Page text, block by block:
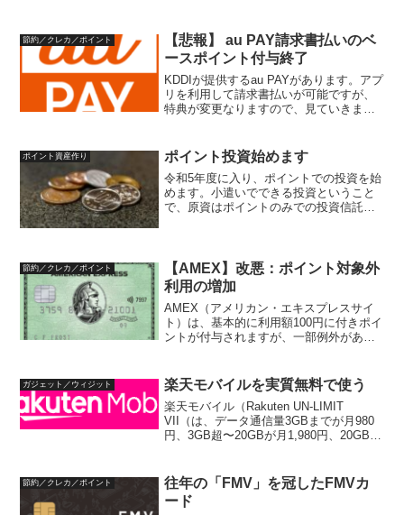
Account...
節約／クレカ／ポイント
【悲報】 au PAY請求書払いのベ
ースポイント付与終了
KDDIが提供するau PAYがあります。アプ
リを利用して請求書払いが可能ですが、
特典が変更なりますので、見ていきま
ています。アプリQRコード決済Suica...
ポイント資産作り ポイント投資始めます
令和5年度に入り、ポイントでの投資を始
めます。小遣いでできる投資ということ
で、原資はポイントのみでの投資信託へ
います。ただ、小遣い...
節約／クレカ／ポイント
【AMEX】改悪：ポイント対象外
利用の増加
AMEX（アメリカン・エキスプレスサイ
ト）は、基本的に利用額100円に付きポイ
ントが付与されますが、一部例外があ
らの対象が改定されているようなので、
まとめておきます...
ガジェット／ウィジット 楽天モバイルを実質無料で使う
楽天モバイル（Rakuten UN-LIMIT
VII（は、データ通信量3GBまでが月980
円、3GB超〜20GBが月1,980円、20GB超
の料金は税別）。こ...
節約／クレカ／ポイント
往年の「FMV」を冠したFMVカ
ード